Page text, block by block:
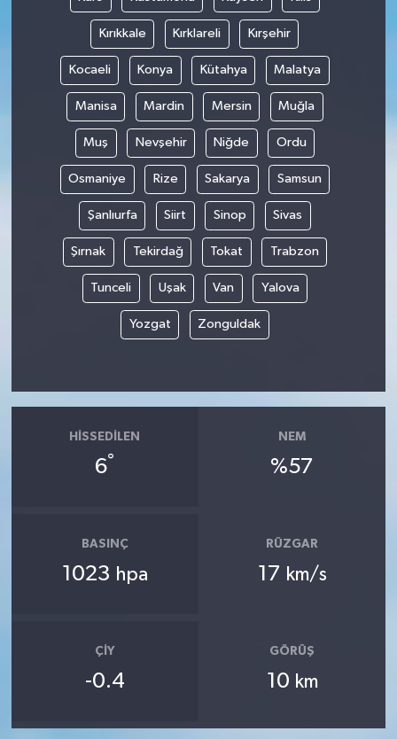
Kırıkkale Kırklareli Kırşehir
Kocaeli Konya Kütahya Malatya
Manisa Mardin Mersin Muğla
Muş Nevşehir Niğde Ordu
Osmaniye Rize Sakarya Samsun
Şanlıurfa Siirt Sinop Sivas
Şırnak Tekirdağ Tokat Trabzon
Tunceli Uşak Van Yalova
Yozgat Zonguldak
HISSEDILEN
6°
NEM
%57
BASINÇ
1023 hpa
RÜZGAR
17 km/s
ÇIY
-0.4
GÖRÜŞ
10 km